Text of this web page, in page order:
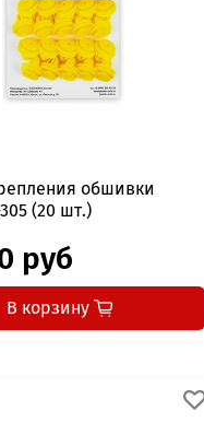
обшивки
(20 шт.)
руб
В корзину